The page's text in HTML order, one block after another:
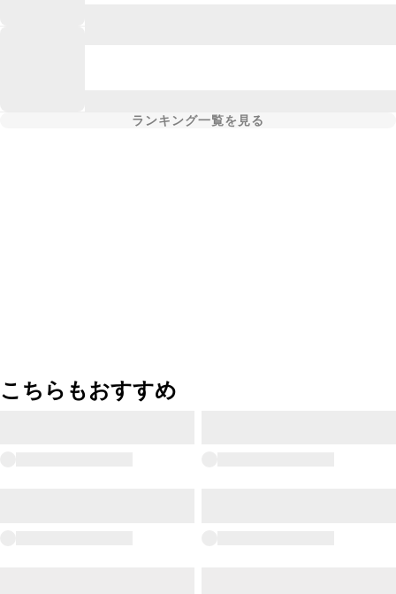
ランキング一覧を見る
こちらもおすすめ